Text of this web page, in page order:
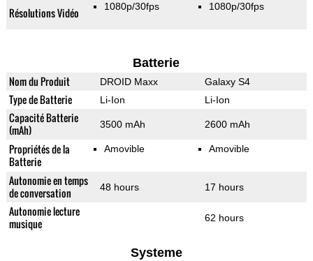
Résolutions Vidéo 1080p/30fps 1080p/30fps
Batterie
Nom du Produit DROID Maxx Galaxy S4
Type de Batterie Li-Ion Li-Ion
Capacité Batterie
(mAh)
3500 mAh 2600 mAh
Propriétés de la
Batterie
Amovible Amovible
Autonomie en temps
de conversation
48 hours 17 hours
Autonomie lecture
musique
62 hours
Systeme